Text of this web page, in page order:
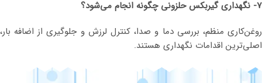
7- نگهداری گیربکس حلزونی چگونه انجام می‌شود؟
روغن‌کاری منظم، بررسی دما و صدا، کنترل لرزش و جلوگیری از اضافه بار،
اصلی‌ترین اقدامات نگهداری هستند.